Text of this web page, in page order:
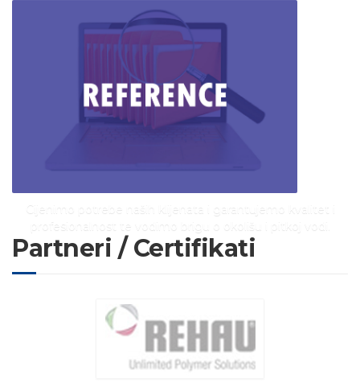
Cijenimo potrebe naših klijenata i garantujemo kvalitet i
profesionalnost te vodimo brigu o okolišu i pitkoj vodi.
Partneri / Certifikati